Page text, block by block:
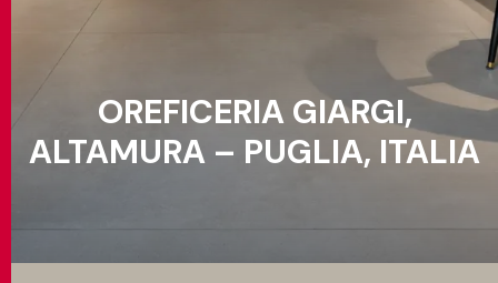
MAGAZINE
EVENTI
OREFICERIA GIARGI,
ALTAMURA – PUGLIA, ITALIA